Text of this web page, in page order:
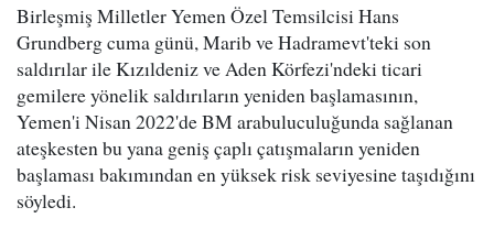
Birleşmiş Milletler Yemen Özel Temsilcisi Hans
Grundberg cuma günü, Marib ve Hadramevt'teki son
saldırılar ile Kızıldeniz ve Aden Körfezi'ndeki ticari
gemilere yönelik saldırıların yeniden başlamasının,
Yemen'i Nisan 2022'de BM arabuluculuğunda sağlanan
ateşkesten bu yana geniş çaplı çatışmaların yeniden
başlaması bakımından en yüksek risk seviyesine taşıdığını
söyledi.